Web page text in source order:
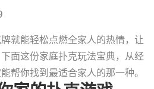
就能轻松点燃全家人的热情，让
面这份家庭扑克玩法宝典，从经
帮你找到最适合家人的那一种。